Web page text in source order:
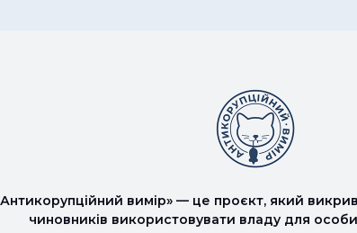
вимір» — це проєкт, який
чиновників використовувати владу для